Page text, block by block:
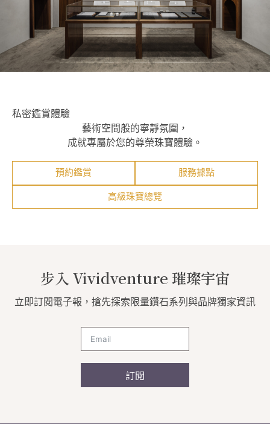
私密鑑賞體驗
藝術空間般的寧靜氛圍，
成就專屬於您的尊榮珠寶體驗。
預約鑑賞 服務據點
高級珠寶總覽
步入 Vividventure 璀璨宇宙
立即訂閱電子報，搶先探索限量鑽石系列與品牌獨家資訊
訂閱